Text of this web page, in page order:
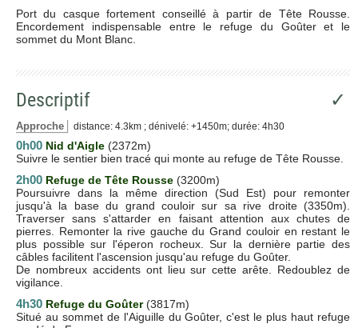
Port du casque fortement conseillé à partir de Tête Rousse.
Encordement indispensable entre le refuge du Goûter et le
sommet du Mont Blanc.
Descriptif ✓
Approche distance: 4.3km ; dénivelé: +1450m; durée: 4h30
0h00 Nid d'Aigle (2372m)
Suivre le sentier bien tracé qui monte au refuge de Tête Rousse.
2h00 Refuge de Tête Rousse (3200m)
Poursuivre dans la même direction (Sud Est) pour remonter
jusqu'à la base du grand couloir sur sa rive droite (3350m).
Traverser sans s'attarder en faisant attention aux chutes de
pierres. Remonter la rive gauche du Grand couloir en restant le
plus possible sur l'éperon rocheux. Sur la dernière partie des
câbles facilitent l'ascension jusqu'au refuge du Goûter.
De nombreux accidents ont lieu sur cette arête. Redoublez de
vigilance.
4h30 Refuge du Goûter(3817m)
Situé au sommet de l'Aiguille du Goûter, c'est le plus haut refuge